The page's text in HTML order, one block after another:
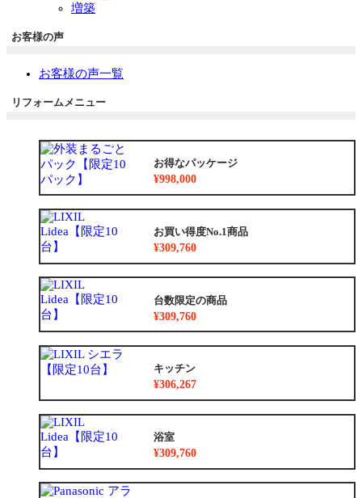
増築
お客様の声
お客様の声一覧
リフォームメニュー
お得なパッケージ
¥998,000
お買い得度No.1商品
¥309,760
台数限定の商品
¥309,760
キッチン
¥306,267
浴室
¥309,760